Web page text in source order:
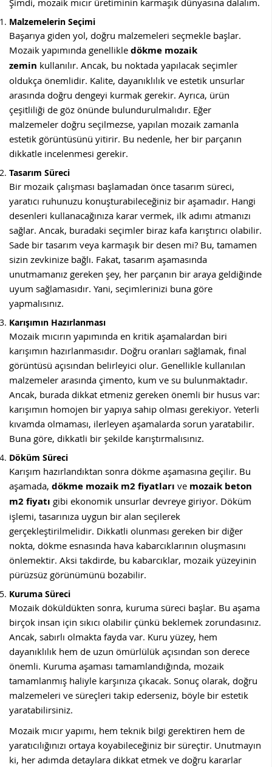
Malzemelerin Seçimi
Başarıya giden yol, doğru malzemeleri seçmekle başlar.
Mozaik yapımında genellikle dökme mozaik
zemin kullanılır. Ancak, bu noktada yapılacak seçimler
oldukça önemlidir. Kalite, dayanıklılık ve estetik unsurlar
arasında doğru dengeyi kurmak gerekir. Ayrıca, ürün
çeşitliliği de göz önünde bulundurulmalıdır. Eğer
malzemeler doğru seçilmezse, yapılan mozaik zamanla
estetik görüntüsünü yitirir. Bu nedenle, her bir parçanın
dikkatle incelenmesi gerekir.
Tasarım Süreci
Bir mozaik çalışması başlamadan önce tasarım süreci,
yaratıcı ruhunuzu konuşturabileceğiniz bir aşamadır. Hangi
desenleri kullanacağınıza karar vermek, ilk adımı atmanızı
sağlar. Ancak, buradaki seçimler biraz kafa karıştırıcı olabilir.
Sade bir tasarım veya karmaşık bir desen mi? Bu, tamamen
sizin zevkinize bağlı. Fakat, tasarım aşamasında
unutmamanız gereken şey, her parçanın bir araya geldiğinde
uyum sağlamasıdır. Yani, seçimlerinizi buna göre
yapmalısınız.
Karışımın Hazırlanması
Mozaik mıcırın yapımında en kritik aşamalardan biri
karışımın hazırlanmasıdır. Doğru oranları sağlamak, final
görüntüsü açısından belirleyici olur. Genellikle kullanılan
malzemeler arasında çimento, kum ve su bulunmaktadır.
Ancak, burada dikkat etmeniz gereken önemli bir husus var:
karışımın homojen bir yapıya sahip olması gerekiyor. Yeterli
kıvamda olmaması, ilerleyen aşamalarda sorun yaratabilir.
Buna göre, dikkatli bir şekilde karıştırmalısınız.
Döküm Süreci
Karışım hazırlandıktan sonra dökme aşamasına geçilir. Bu
aşamada, dökme mozaik m2 fiyatları ve mozaik beton
m2 fiyatı gibi ekonomik unsurlar devreye giriyor. Döküm
işlemi, tasarınıza uygun bir alan seçilerek
gerçekleştirilmelidir. Dikkatli olunması gereken bir diğer
nokta, dökme esnasında hava kabarcıklarının oluşmasını
önlemektir. Aksi takdirde, bu kabarcıklar, mozaik yüzeyinin
pürüzsüz görünümünü bozabilir.
Kuruma Süreci
Mozaik döküldükten sonra, kuruma süreci başlar. Bu aşama
birçok insan için sıkıcı olabilir çünkü beklemek zorundasınız.
Ancak, sabırlı olmakta fayda var. Kuru yüzey, hem
dayanıklılık hem de uzun ömürlülük açısından son derece
önemli. Kuruma aşaması tamamlandığında, mozaik
tamamlanmış haliyle karşınıza çıkacak. Sonuç olarak, doğru
malzemeleri ve süreçleri takip ederseniz, böyle bir estetik
yaratabilirsiniz.
Mozaik mıcır yapımı, hem teknik bilgi gerektiren hem de
yaratıcılığınızı ortaya koyabileceğiniz bir süreçtir. Unutmayın
ki, her adımda detaylara dikkat etmek ve doğru kararlar